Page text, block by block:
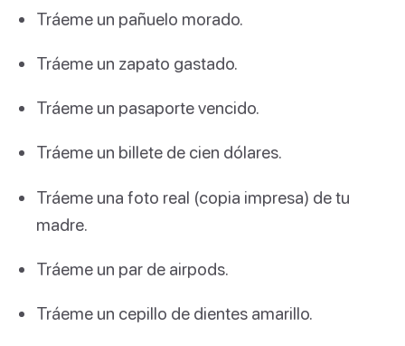
Tráeme un pañuelo morado.
Tráeme un zapato gastado.
Tráeme un pasaporte vencido.
Tráeme un billete de cien dólares.
Tráeme una foto real (copia impresa) de tu
madre.
Tráeme un par de airpods.
Tráeme un cepillo de dientes amarillo.